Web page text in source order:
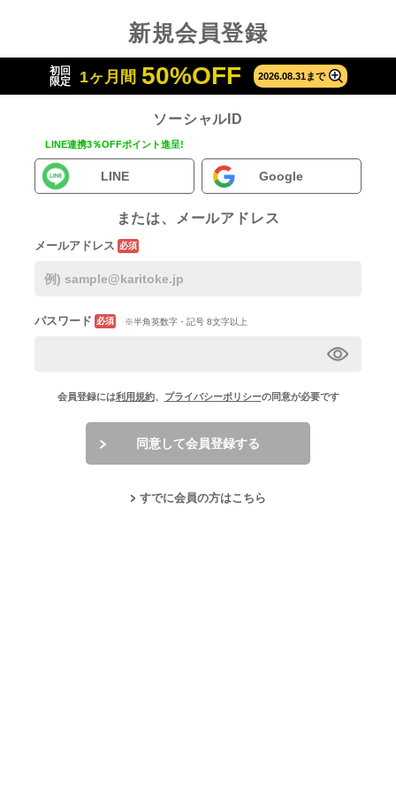
新規会員登録
初回
限定
1ヶ月間 50%OFF 2026.08.31まで
ソーシャルID
LINE連携3％OFFポイント進呈!
LINE Google
または、メールアドレス
メールアドレス 必須
パスワード 必須 ※半角英数字・記号 8文字以上
会員登録には利用規約、 プライバシーポリシーの同意が必要です
同意して会員登録する
すでに会員の方はこちら